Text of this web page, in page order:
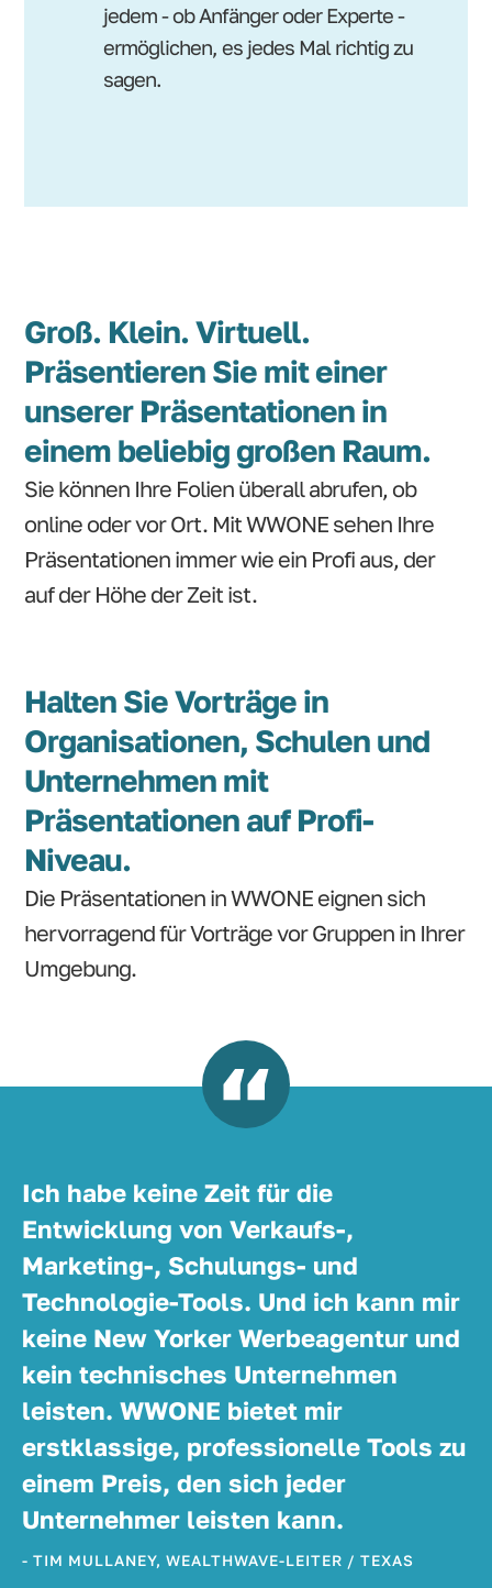
jedem - ob Anfänger oder Experte -
ermöglichen, es jedes Mal richtig zu
sagen.
Groß. Klein. Virtuell.
Präsentieren Sie mit einer
unserer Präsentationen in
einem beliebig großen Raum.
Sie können Ihre Folien überall abrufen, ob
online oder vor Ort. Mit WWONE sehen Ihre
Präsentationen immer wie ein Profi aus, der
auf der Höhe der Zeit ist.
Halten Sie Vorträge in
Organisationen, Schulen und
Unternehmen mit
Präsentationen auf Profi-
Niveau.
Die Präsentationen in WWONE eignen sich
hervorragend für Vorträge vor Gruppen in Ihrer
Umgebung.
Ich habe keine Zeit für die
Entwicklung von Verkaufs-,
Marketing-, Schulungs- und
Technologie-Tools. Und ich kann mir
keine New Yorker Werbeagentur und
kein technisches Unternehmen
leisten. WWONE bietet mir
erstklassige, professionelle Tools zu
einem Preis, den sich jeder
Unternehmer leisten kann.
- TIM MULLANEY, WEALTHWAVE-LEITER / TEXAS